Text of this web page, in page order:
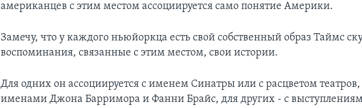
американцев с этим местом ассоциируется само понятие Америки.
Замечу, что у каждого ньюйоркца есть свой собственный образ Таймс
воспоминания, связанные с этим местом, свои истории.
Для одних он ассоциируется с именем Синатры или с расцветом театров,
именами Джона Барримора и Фанни Брайс, для других - с